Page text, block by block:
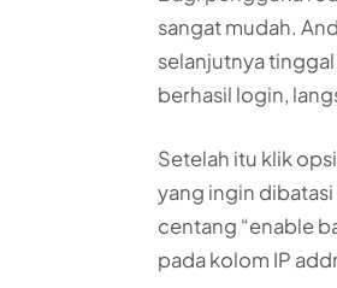
sangat mudah.
selanjutnya
berhasil login,
Setelah itu klik
yang ingin
centang “enable
pada kolom IP